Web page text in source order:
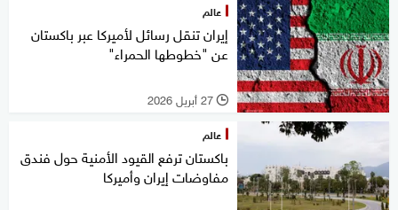
عالم
إيران تنقل رسائل لأميركا عبر باكستان
عن "خطوطها الحمراء"
l 27 أبريل 2026
عالم
باكستان ترفع القيود الأمنية حول فندق
مفاوضات إيران وأميركا